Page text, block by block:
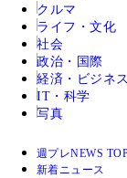
クルマ
ライフ・文化
社会
政治・国際
経済・ビジネス
IT・科学
写真
週プレNEWS
新着ニュース